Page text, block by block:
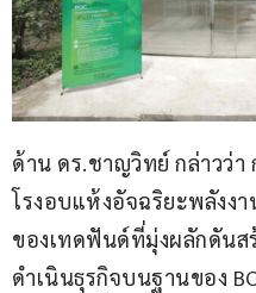
ด้าน ดร.ชาญวิทย์ กล่าวว่
โรงอบแห้งอัจฉริยะพลังง
ของเทดฟันด์ที่มุ่งผลักดันส
ดำเนินธุรกิจบนฐานของ